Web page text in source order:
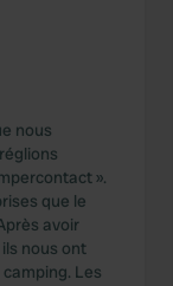
nous
».
que le
avoir
nous ont
Les